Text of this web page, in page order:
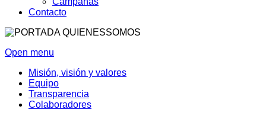
Contacto
Open menu
Misión, visión y valores
Equipo
Transparencia
Colaboradores